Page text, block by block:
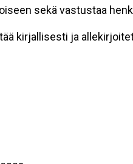
sekä vastustaa
kirjallisesti ja